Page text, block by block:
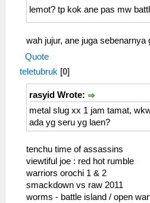
lemot? tp kok ane pas mw
wah jujur, ane juga sebenarnya
Quote
teletubruk [0]
rasyid Wrote:
metal slug xx 1 jam tamat,
ada yg seru yg laen?
tenchu time of assassins
viewtiful joe : red hot rumble
warriors orochi 1 & 2
smackdown vs raw 2011
worms - battle island / open